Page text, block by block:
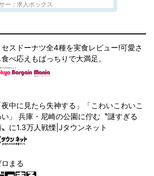
ー：求人ボックス
セスドーナツ全4種を実食レビュー!可愛さ
食べ応えもばっちりで大満足。
夜中に見たら失神する」「こわいこわいこ
」 兵庫・尼崎の公園に佇む〝謎すぎる
〟に1.3万人戦慄|Jタウンネット
ロまる